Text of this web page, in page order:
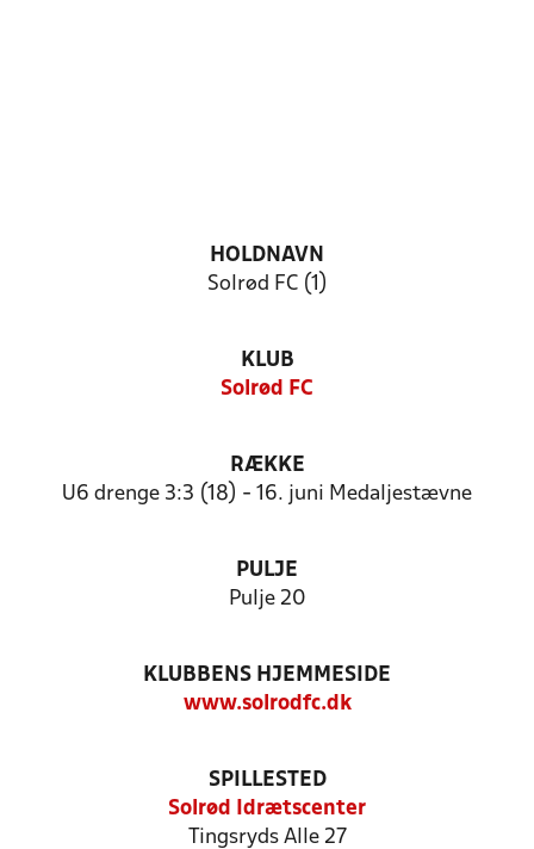
HOLDNAVN
Solrød FC (1)
KLUB
Solrød FC
RÆKKE
U6 drenge 3:3 (18) - 16. juni Medaljestævne
PULJE
Pulje 20
KLUBBENS HJEMMESIDE
www.solrodfc.dk
SPILLESTED
Solrød Idrætscenter
Tingsryds Alle 27